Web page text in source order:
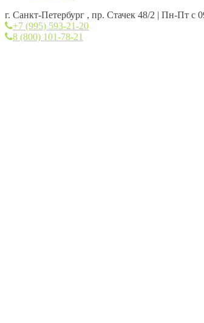
г. Санкт-Петербург , пр. Стачек 48/2 | Пн-Пт с
+7 (995) 593-21-20
8 (800) 101-78-21